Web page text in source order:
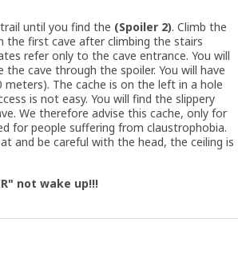
until you find the (Spoiler 2). Climb the
the first cave after climbing the stairs
refer only to the cave entrance. You will
cave through the spoiler. You will have
The cache is on the left in a hole
is not easy. You will find the slippery
We therefore advise this cache, only for
for people suffering from claustrophobia.
and be careful with the head, the ceiling is
not wake up!!!